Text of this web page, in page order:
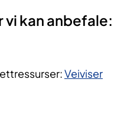
kan anbefale:
Veiviser